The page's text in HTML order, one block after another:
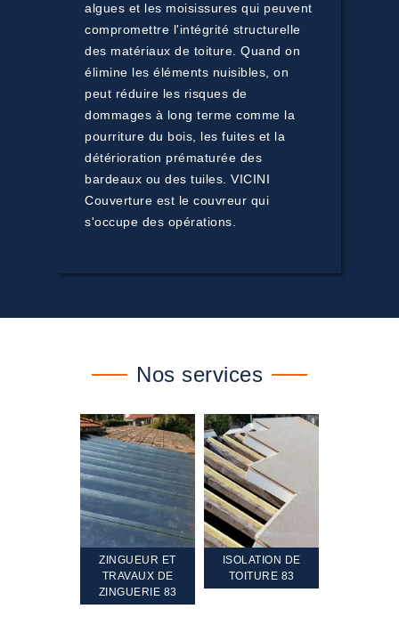
algues et les moisissures qui peuvent
compromettre l'intégrité structurelle
des matériaux de toiture. Quand on
élimine les éléments nuisibles, on
peut réduire les risques de
dommages à long terme comme la
pourriture du bois, les fuites et la
détérioration prématurée des
bardeaux ou des tuiles. VICINI
Couverture est le couvreur qui
s'occupe des opérations.
Nos services
ZINGUEUR ET
TRAVAUX DE
ZINGUERIE 83
ISOLATION DE
TOITURE 83